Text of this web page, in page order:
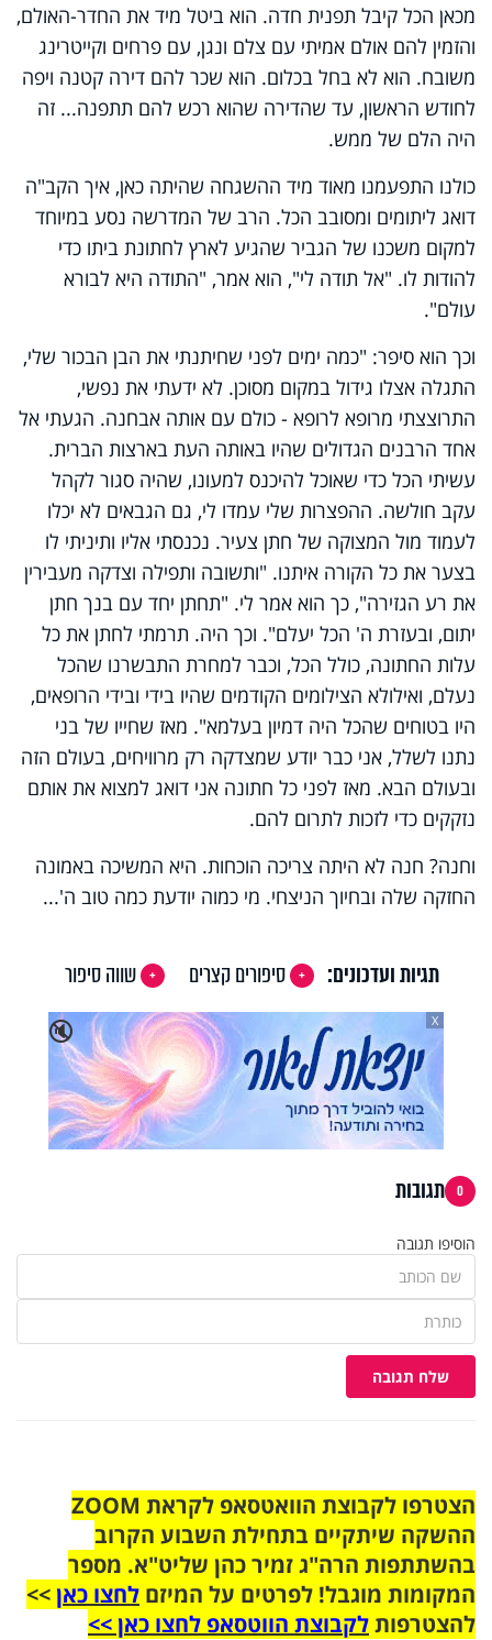
מכאן הכל קיבל תפנית חדה. הוא ביטל מיד את החדר-האולם,
והזמין להם אולם אמיתי עם צלם ונגן, עם פרחים וקייטרינג
משובח. הוא לא בחל בכלום. הוא שכר להם דירה קטנה ויפה
לחודש הראשון, עד שהדירה שהוא רכש להם תתפנה... זה
היה הלם של ממש.
כולנו התפעמנו מאוד מיד ההשגחה שהיתה כאן, איך הקב"ה
דואג ליתומים ומסובב הכל. הרב של המדרשה נסע במיוחד
למקום משכנו של הגביר שהגיע לארץ לחתונת ביתו כדי
להודות לו. "אל תודה לי", הוא אמר, "התודה היא לבורא
עולם".
וכך הוא סיפר: "כמה ימים לפני שחיתנתי את הבן הבכור שלי,
התגלה אצלו גידול במקום מסוכן. לא ידעתי את נפשי,
התרוצצתי מרופא לרופא - כולם עם אותה אבחנה. הגעתי אל
אחד הרבנים הגדולים שהיו באותה העת בארצות הברית.
עשיתי הכל כדי שאוכל להיכנס למעונו, שהיה סגור לקהל
עקב חולשה. ההפצרות שלי עמדו לי, גם הגבאים לא יכלו
לעמוד מול המצוקה של חתן צעיר. נכנסתי אליו ותיניתי לו
בצער את כל הקורה איתנו. "ותשובה ותפילה וצדקה מעבירין
את רע הגזירה", כך הוא אמר לי. "תחתן יחד עם בנך חתן
יתום, ובעזרת ה' הכל יעלם". וכך היה. תרמתי לחתן את כל
עלות החתונה, כולל הכל, וכבר למחרת התבשרנו שהכל
נעלם, ואילולא הצילומים הקודמים שהיו בידי ובידי הרופאים,
היו בטוחים שהכל היה דמיון בעלמא". מאז שחייו של בני
נתנו לשלל, אני כבר יודע שמצדקה רק מרוויחים, בעולם הזה
ובעולם הבא. מאז לפני כל חתונה אני דואג למצוא את אותם
נזקקים כדי לזכות לתרום להם.
וחנה? חנה לא היתה צריכה הוכחות. היא המשיכה באמונה
החזקה שלה ובחיוך הניצחי. מי כמוה יודעת כמה טוב ה'...
תגיות ועדכונים: סיפורים קצרים
שווה סיפור
🔇
X
0 תגובות
הוסיפו תגובה
שלח תגובה
הצטרפו לקבוצת הוואטסאפ לקראת ZOOM
ההשקה שיתקיים בתחילת השבוע הקרוב
בהשתתפות הרה"ג זמיר כהן שליט"א. מספר
המקומות מוגבל! לפרטים על המיזם לחצו כאן>>
להצטרפותלקבוצת הווטסאפ לחצו כאן >>